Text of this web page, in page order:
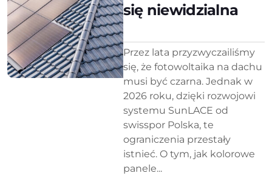
się niewidzialna
Przez lata przyzwyczailiśmy
się, że fotowoltaika na dachu
musi być czarna. Jednak w
2026 roku, dzięki rozwojowi
systemu SunLACE od
swisspor Polska, te
ograniczenia przestały
istnieć. O tym, jak kolorowe
panele...